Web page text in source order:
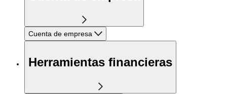
Cuenta de empresa
Herramientas financieras